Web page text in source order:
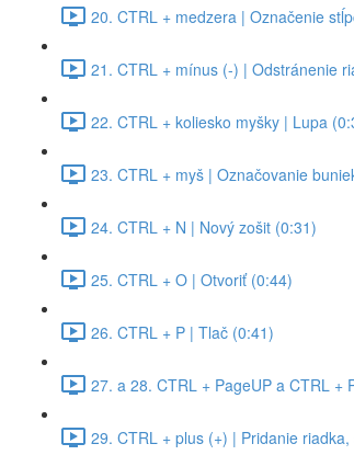
20. CTRL + medzera | Označenie
21. CTRL + mínus (-) | Odstránenie
22. CTRL + koliesko myšky | Lupa
23. CTRL + myš | Označovanie
24. CTRL + N | Nový zošit (0:31)
25. CTRL + O | Otvoriť (0:44)
26. CTRL + P | Tlač (0:41)
27. a 28. CTRL + PageUP a CTRL +
29. CTRL + plus (+) | Pridanie